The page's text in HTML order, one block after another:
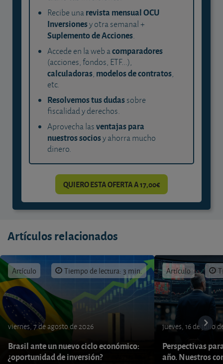
Recibe unarevista mensual OCU
Inversionesy otra semanal +
Suplemento de Acciones.
Accede en la web acomparadores
(acciones, fondos, ETF...),
calculadoras, modelos de contratos,
etc.
Resolvemos tus dudassobre
fiscalidad y derechos.
Aprovecha lasventajas para
nuestros sociosy ahorra mucho
dinero.
QUIERO ESTA OFERTA A 17,00€
Artículos relacionados
Artículo Tiempo de lectura: 3 min.
viernes, 7 de agosto de 2026
Brasil ante un nuevo ciclo económico:
¿oportunidad de inversión?
Artículo
jueves, 16 de julio
Perspectivas
año. Nuestros